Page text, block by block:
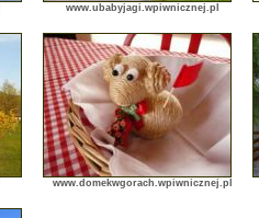
www.ubabyjagi.wpiwnicznej.pl
www.domekwgorach.wpiwnicznej.pl